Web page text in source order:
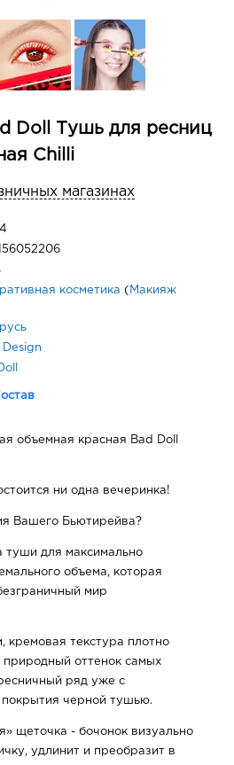
Doll Тушь для ресниц
Chilli
магазинах
косметика ( Макияж
Design
объемная красная Bad Doll
ни одна вечеринка!
Вашего Бьютирейва?
туши для максимально
объема, которая
мир
кремовая текстура плотно
природный оттенок самых
ряд уже с
черной тушью.
щеточка - бочонок визуально
удлинит и преобразит в